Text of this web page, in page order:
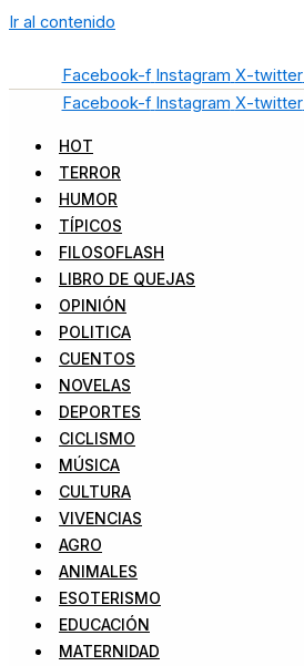
Ir al contenido
Facebook-f Instagram X-twitter
Facebook-f Instagram X-twitter
HOT
TERROR
HUMOR
TÍPICOS
FILOSOFLASH
LIBRO DE QUEJAS
OPINIÓN
POLITICA
CUENTOS
NOVELAS
DEPORTES
CICLISMO
MÚSICA
CULTURA
VIVENCIAS
AGRO
ANIMALES
ESOTERISMO
EDUCACIÓN
MATERNIDAD